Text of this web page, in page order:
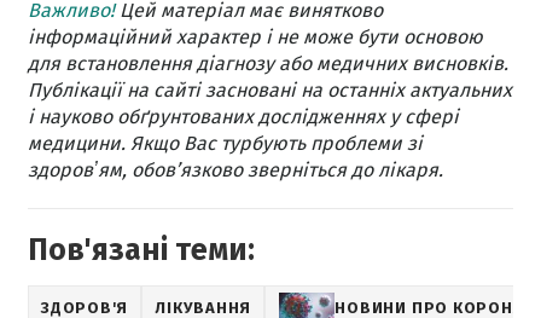
Важливо!Цей матеріал має винятково
інформаційний характер і не може бути основою
для встановлення діагнозу або медичних висновків.
Публікації на сайті засновані на останніх актуальних
і науково обґрунтованих дослідженнях у сфері
медицини. Якщо Вас турбують проблеми зі
здоровʼям, обов’язково зверніться до лікаря.
Пов'язані теми:
ЗДОРОВ'Я ЛІКУВАННЯ НОВИНИ ПРО